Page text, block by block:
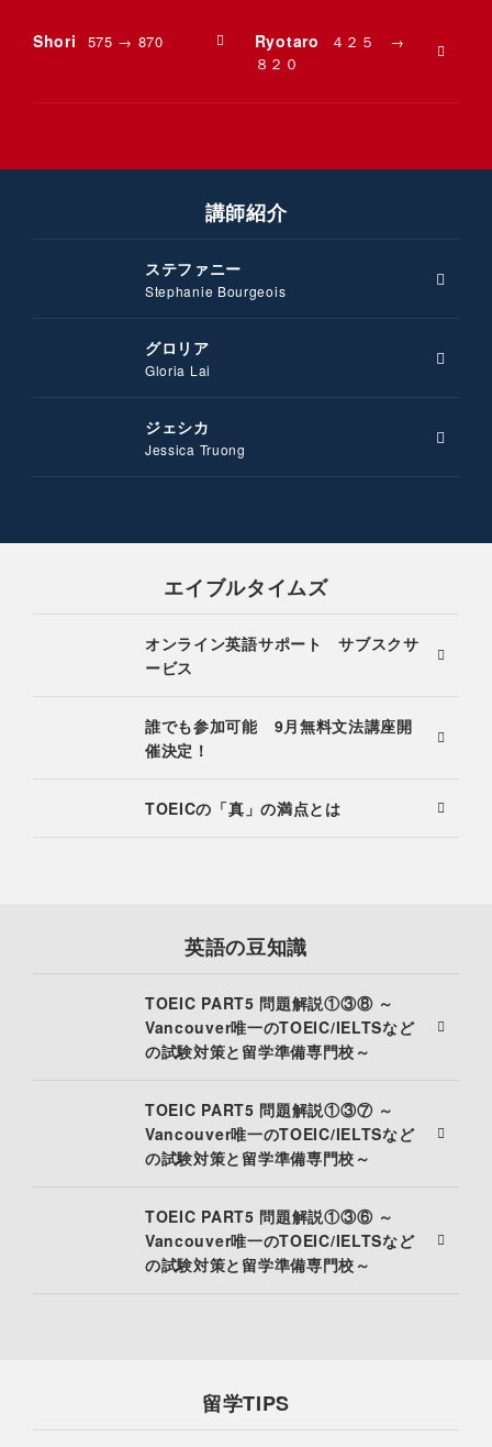
Shori 575 → 870 Ryotaro
４２５ →
８２０
講師紹介
ステファニー
Stephanie Bourgeois
グロリア
Gloria Lai
ジェシカ
Jessica Truong
エイブルタイムズ
オンライン英語サポート サブスクサ
ービス
誰でも参加可能 9月無料文法講座開
催決定！
TOEICの「真」の満点とは
英語の豆知識
TOEIC PART5 問題解説①③⑧ ～
Vancouver唯一のTOEIC/IELTSなど
の試験対策と留学準備専門校～
TOEIC PART5 問題解説①③⑦ ～
Vancouver唯一のTOEIC/IELTSなど
の試験対策と留学準備専門校～
TOEIC PART5 問題解説①③⑥ ～
Vancouver唯一のTOEIC/IELTSなど
の試験対策と留学準備専門校～
留学TIPS